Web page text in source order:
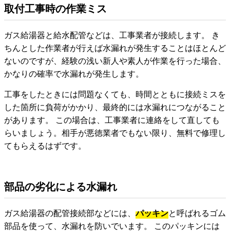
取付工事時の作業ミス
ガス給湯器と給水配管などは、工事業者が接続します。 き
ちんとした作業者が行えば水漏れが発生することはほとんど
ないのですが、経験の浅い新人や素人が作業を行った場合、
かなりの確率で水漏れが発生します。
工事をしたときには問題なくても、時間とともに接続ミスを
した箇所に負荷がかかり、最終的には水漏れにつながること
があります。 この場合は、工事業者に連絡をして直しても
らいましょう。相手が悪徳業者でもない限り、無料で修理し
てもらえるはずです。
部品の劣化による水漏れ
ガス給湯器の配管接続部などには、パッキンと呼ばれるゴム
部品を使って、水漏れを防いでいます。 このパッキンには